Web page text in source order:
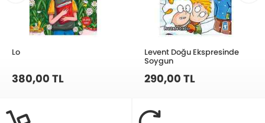
Lo
380,00 TL
Levent Doğu Ekspresinde
Soygun
290,00 TL